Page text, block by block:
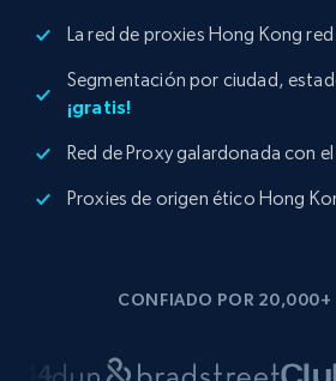
La red de proxies Hong Kong
Segmentación por ciudad,
¡gratis!
Red de Proxy galardonada con el
Proxies de origen ético Hong
CONFIADO POR 20,000+